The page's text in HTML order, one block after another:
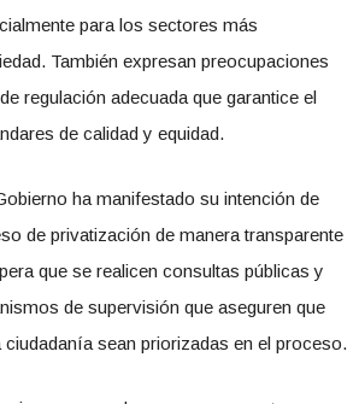
para los sectores más
También expresan preocupaciones
regulación adecuada que garantice el
de calidad y equidad.
ha manifestado su intención de
de privatización de manera transparente
que se realicen consultas públicas y
de supervisión que aseguren que
ciudadanía sean priorizadas en el proceso.